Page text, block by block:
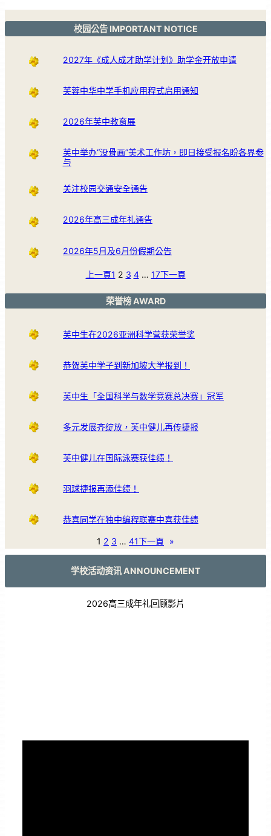
校园公告 IMPORTANT NOTICE
2027年《成人成才助学计划》助学金开放申请
芙蓉中华中学手机应用程式启用通知
2026年芙中教育展
芙中举办“没骨画”美术工作坊，即日接受报名盼各界参
与
关注校园交通安全通告
2026年高三成年礼通告
2026年5月及6月份假期公告
上一頁1 2 3 4 … 17下一頁
荣誉榜 AWARD
芙中生在2026亚洲科学营获荣誉奖
恭贺芙中学子到新加坡大学报到！
芙中生「全国科学与数学竞赛总决赛」冠军
多元发展齐绽放，芙中健儿再传捷报
芙中健儿在国际泳赛获佳绩！
羽球捷报再添佳绩！
恭喜同学在独中编程联赛中喜获佳绩
1 2 3 … 41下一頁 »
学校活动资讯 ANNOUNCEMENT
2026高三成年礼回顾影片